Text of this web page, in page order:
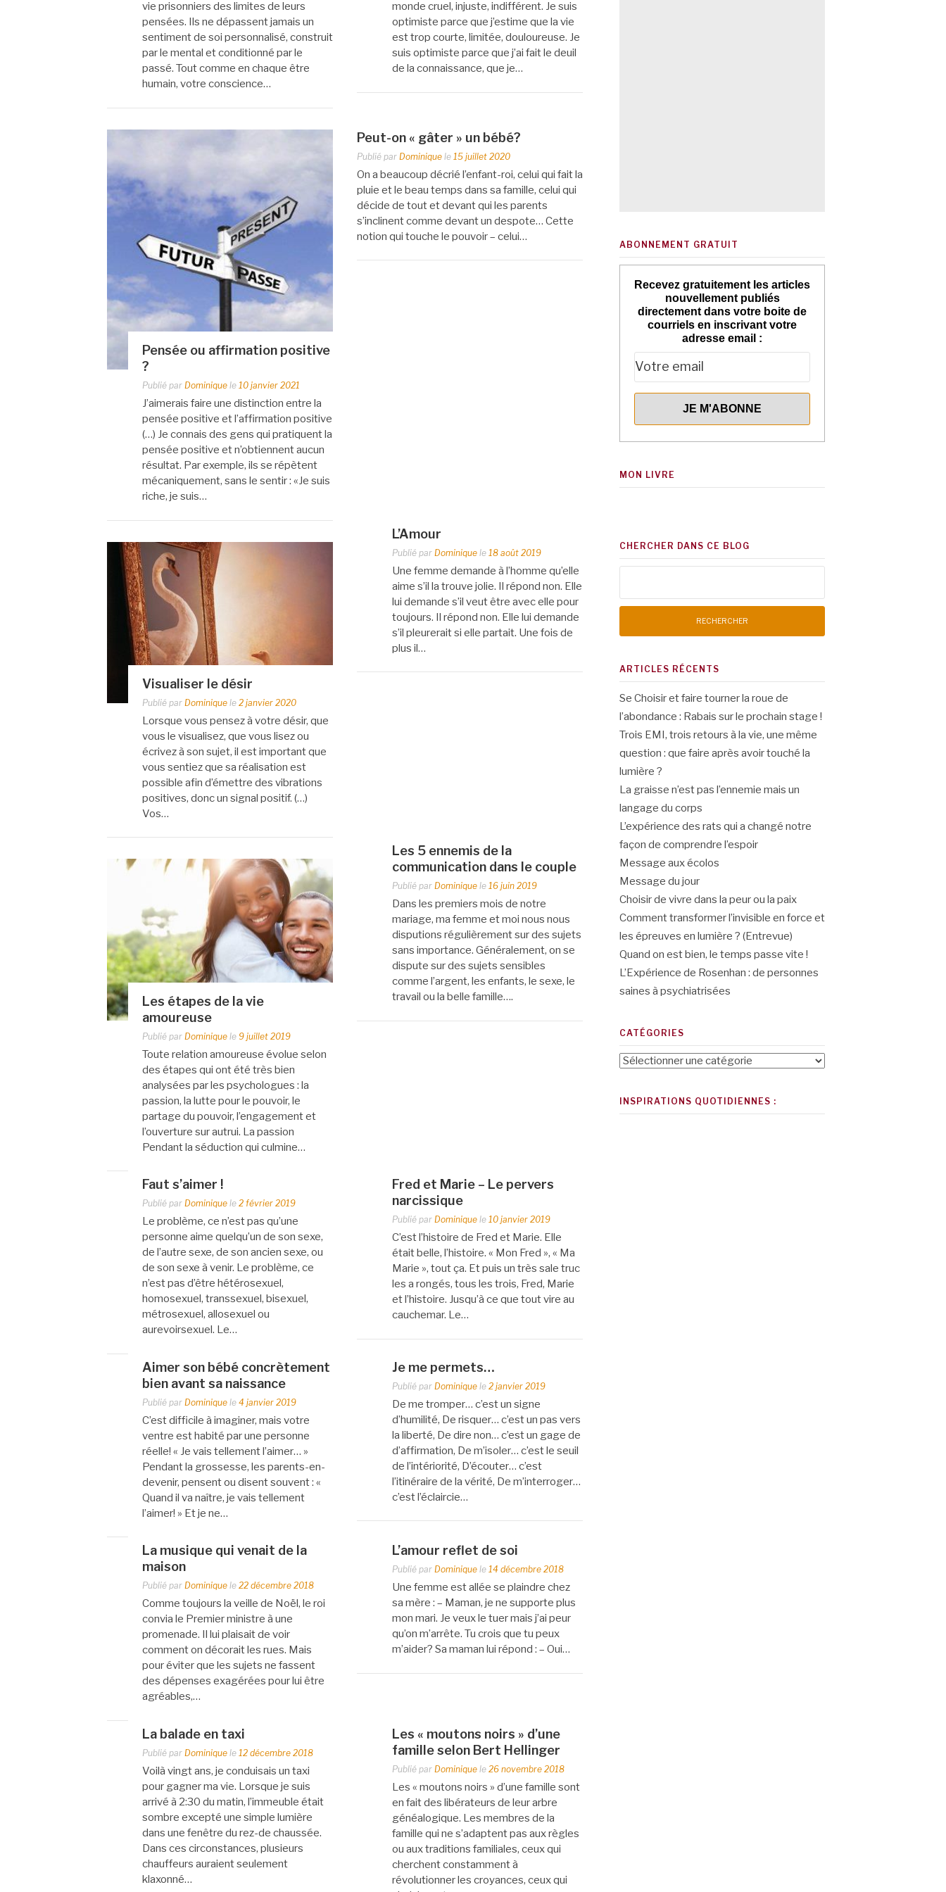
vie prisonniers des limites de leurs
pensées. Ils ne dépassent jamais un
sentiment de soi personnalisé, construit
par le mental et conditionné par le
passé. Tout comme en chaque être
humain, votre conscience…
monde cruel, injuste, indifférent. Je suis
optimiste parce que j’estime que la vie
est trop courte, limitée, douloureuse. Je
suis optimiste parce que j’ai fait le deuil
de la connaissance, que je…
Pensée ou affirmation positive
?
Publié par Dominique le 10 janvier 2021
J’aimerais faire une distinction entre la
pensée positive et l’affirmation positive
(…) Je connais des gens qui pratiquent la
pensée positive et n’obtiennent aucun
résultat. Par exemple, ils se répètent
mécaniquement, sans le sentir : «Je suis
riche, je suis…
Peut-on « gâter » un bébé?
Publié par Dominiquele 15 juillet 2020
On a beaucoup décrié l’enfant-roi, celui qui fait la
pluie et le beau temps dans sa famille, celui qui
décide de tout et devant qui les parents
s’inclinent comme devant un despote… Cette
notion qui touche le pouvoir – celui…
Visualiser le désir
Publié par Dominique le 2 janvier 2020
Lorsque vous pensez à votre désir, que
vous le visualisez, que vous lisez ou
écrivez à son sujet, il est important que
vous sentiez que sa réalisation est
possible afin d’émettre des vibrations
positives, donc un signal positif. (…)
Vos…
L’Amour
Publié par Dominiquele 18 août 2019
Une femme demande à l’homme qu’elle
aime s’il la trouve jolie. Il répond non. Elle
lui demande s’il veut être avec elle pour
toujours. Il répond non. Elle lui demande
s’il pleurerait si elle partait. Une fois de
plus il…
Les étapes de la vie
amoureuse
Publié par Dominique le 9 juillet 2019
Toute relation amoureuse évolue selon
des étapes qui ont été très bien
analysées par les psychologues : la
passion, la lutte pour le pouvoir, le
partage du pouvoir, l’engagement et
l’ouverture sur autrui. La passion
Pendant la séduction qui culmine…
Les 5 ennemis de la
communication dans le couple
Publié par Dominiquele 16 juin 2019
Dans les premiers mois de notre
mariage, ma femme et moi nous nous
disputions régulièrement sur des sujets
sans importance. Généralement, on se
dispute sur des sujets sensibles
comme l’argent, les enfants, le sexe, le
travail ou la belle famille….
Faut s’aimer !
Publié par Dominique le 2 février 2019
Le problème, ce n’est pas qu’une
personne aime quelqu’un de son sexe,
de l’autre sexe, de son ancien sexe, ou
de son sexe à venir. Le problème, ce
n’est pas d’être hétérosexuel,
homosexuel, transsexuel, bisexuel,
métrosexuel, allosexuel ou
aurevoirsexuel. Le…
Fred et Marie – Le pervers
narcissique
Publié par Dominiquele 10 janvier 2019
C’est l’histoire de Fred et Marie. Elle
était belle, l’histoire. « Mon Fred », « Ma
Marie », tout ça. Et puis un très sale truc
les a rongés, tous les trois, Fred, Marie
et l’histoire. Jusqu’à ce que tout vire au
cauchemar. Le…
Aimer son bébé concrètement
bien avant sa naissance
Publié par Dominique le 4 janvier 2019
C’est difficile à imaginer, mais votre
ventre est habité par une personne
réelle! « Je vais tellement l’aimer… »
Pendant la grossesse, les parents-en-
devenir, pensent ou disent souvent : «
Quand il va naître, je vais tellement
l’aimer! » Et je ne…
Je me permets…
Publié par Dominiquele 2 janvier 2019
De me tromper… c’est un signe
d’humilité, De risquer… c’est un pas vers
la liberté, De dire non… c’est un gage de
d’affirmation, De m’isoler… c’est le seuil
de l’intériorité, D’écouter… c’est
l’itinéraire de la vérité, De m’interroger…
c’est l’éclaircie…
La musique qui venait de la
maison
Publié par Dominique le 22 décembre 2018
Comme toujours la veille de Noël, le roi
convia le Premier ministre à une
promenade. Il lui plaisait de voir
comment on décorait les rues. Mais
pour éviter que les sujets ne fassent
des dépenses exagérées pour lui être
agréables,…
L’amour reflet de soi
Publié par Dominiquele 14 décembre 2018
Une femme est allée se plaindre chez
sa mère : – Maman, je ne supporte plus
mon mari. Je veux le tuer mais j’ai peur
qu’on m’arrête. Tu crois que tu peux
m’aider? Sa maman lui répond : – Oui…
La balade en taxi
Publié par Dominique le 12 décembre 2018
Voilà vingt ans, je conduisais un taxi
pour gagner ma vie. Lorsque je suis
arrivé à 2:30 du matin, l’immeuble était
sombre excepté une simple lumière
dans une fenêtre du rez-de chaussée.
Dans ces circonstances, plusieurs
chauffeurs auraient seulement
klaxonné…
Les « moutons noirs » d’une
famille selon Bert Hellinger
Publié par Dominiquele 26 novembre 2018
Les « moutons noirs » d’une famille sont
en fait des libérateurs de leur arbre
généalogique. Les membres de la
famille qui ne s’adaptent pas aux règles
ou aux traditions familiales, ceux qui
cherchent constamment à
révolutionner les croyances, ceux qui
ABONNEMENT GRATUIT
Recevez gratuitement les articles
nouvellement publiés
directement dans votre boite de
courriels en inscrivant votre
adresse email :
MON LIVRE
CHERCHER DANS CE BLOG
ARTICLES RÉCENTS
Se Choisir et faire tourner la roue de
l’abondance : Rabais sur le prochain stage !
Trois EMI, trois retours à la vie, une même
question : que faire après avoir touché la
lumière ?
La graisse n’est pas l’ennemie mais un
langage du corps
L’expérience des rats qui a changé notre
façon de comprendre l’espoir
Message aux écolos
Message du jour
Choisir de vivre dans la peur ou la paix
Comment transformer l’invisible en force et
les épreuves en lumière ? (Entrevue)
Quand on est bien, le temps passe vite !
L’Expérience de Rosenhan : de personnes
saines à psychiatrisées
CATÉGORIES
Catégories
INSPIRATIONS QUOTIDIENNES :